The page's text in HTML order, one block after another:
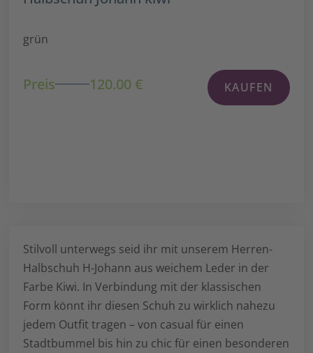
grün
Preis 120.00 € KAUFEN
Stilvoll unterwegs seid ihr mit unserem Herren-
Halbschuh H-Johann aus weichem Leder in der
Farbe Kiwi. In Verbindung mit der klassischen
Form könnt ihr diesen Schuh zu wirklich nahezu
jedem Outfit tragen – von casual für einen
Stadtbummel bis hin zu chic für einen besonderen